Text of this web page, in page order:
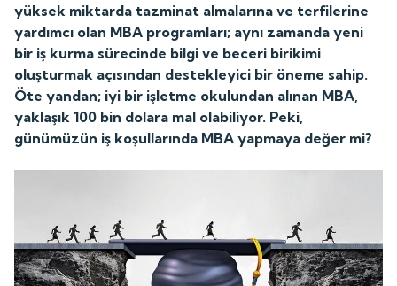
yüksek miktarda tazminat almalarına ve terfilerine
yardımcı olan MBA programları; aynı zamanda yeni
bir iş kurma sürecinde bilgi ve beceri birikimi
oluşturmak açısından destekleyici bir öneme sahip.
Öte yandan; iyi bir işletme okulundan alınan MBA,
yaklaşık 100 bin dolara mal olabiliyor. Peki,
günümüzün iş koşullarında MBA yapmaya değer mi?